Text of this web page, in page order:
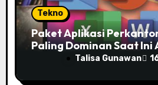
Tekno
Paket Aplikasi
Paling Dominan Saat Ini
Tepat UntukTalisa Gunawan